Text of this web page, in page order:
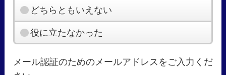
どちらともいえない
役に立たなかった
メール認証のためのメールアドレスをご入力くだ